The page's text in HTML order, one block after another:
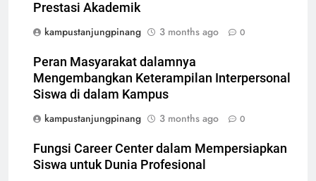
Prestasi Akademik
kampustanjungpinang
3 months ago 0
Peran Masyarakat dalamnya
Mengembangkan Keterampilan Interpersonal
Siswa di dalam Kampus
kampustanjungpinang
3 months ago 0
Fungsi Career Center dalam Mempersiapkan
Siswa untuk Dunia Profesional